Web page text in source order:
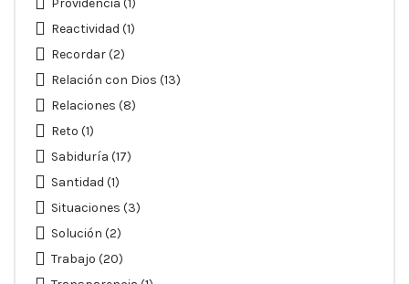
Providencia (1)
Reactividad (1)
Recordar(2)
Relación con Dios (13)
Relaciones (8)
Reto (1)
Sabiduría (17)
Santidad (1)
Situaciones (3)
Solución (2)
Trabajo (20)